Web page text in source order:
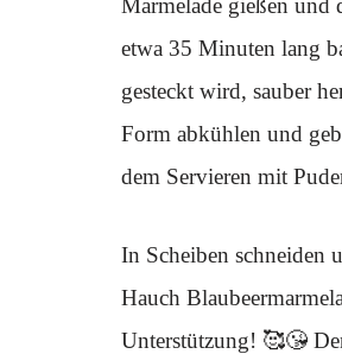
Marmelade gießen und
etwa 35 Minuten lang
gesteckt wird, sauber
Form abkühlen und
dem Servieren mit
In Scheiben schneiden
Hauch
Unterstützung! 🥰😘